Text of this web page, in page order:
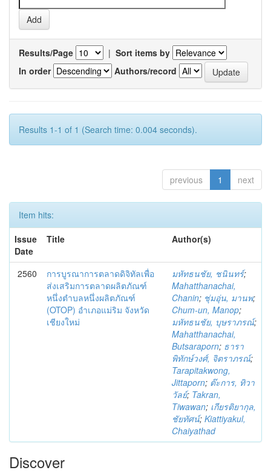
Results/Page | Sort items by
In order
Authors/record
Results 1-1 of 1 (Search time: 0.004 seconds).
previous 1 next
Item hits:
Issue
Date
Title Author(s)
2560
การบูรณาการตลาดดิจิทัลเพื่อ
ส่งเสริมการตลาดผลิตภัณฑ์
หนึ่งตำบลหนึ่งผลิตภัณฑ์
(OTOP) อำเภอแม่ริม จังหวัด
เชียงใหม่
มหัทธนชัย, ชนินทร์;
Mahatthanachai,
Chanin; ชุ่มอุ่น, มานพ;
Chum-un, Manop;
มหัทธนชัย, บุษราภรณ์;
Mahatthanachai,
Butsaraporn; ธารา
พิทักษ์วงศ์, จิตราภรณ์;
Tarapitakwong,
Jittaporn; ต๊ะการ, ทิวา
วัลย์; Takran,
Tiwawan; เกียรติยากุล,
ชัยทัศน์; Kiattiyakul,
Chaiyathad
Discover